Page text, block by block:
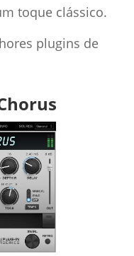
toque clássico.
plugins de